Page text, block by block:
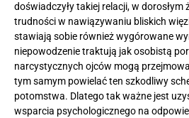
doświadczyły takiej relacji, w
trudności w nawiązywaniu bliskich
stawiają sobie również wygórowane
niepowodzenie traktują jak osobistą
narcystycznych ojców mogą
tym samym powielać ten szkodliwy
potomstwa. Dlatego tak ważne jest
wsparcia psychologicznego na